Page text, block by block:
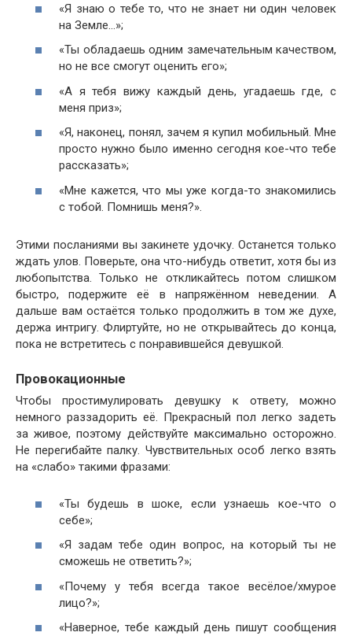
«Я знаю о тебе то, что не знает ни один человек
на Земле…»;
«Ты обладаешь одним замечательным качеством,
но не все смогут оценить его»;
«А я тебя вижу каждый день, угадаешь где, с
меня приз»;
«Я, наконец, понял, зачем я купил мобильный. Мне
просто нужно было именно сегодня кое-что тебе
рассказать»;
«Мне кажется, что мы уже когда-то знакомились
с тобой. Помнишь меня?».
Этими посланиями вы закинете удочку. Останется только
ждать улов. Поверьте, она что-нибудь ответит, хотя бы из
любопытства. Только не откликайтесь потом слишком
быстро, подержите её в напряжённом неведении. А
дальше вам остаётся только продолжить в том же духе,
держа интригу. Флиртуйте, но не открывайтесь до конца,
пока не встретитесь с понравившейся девушкой.
Провокационные
Чтобы простимулировать девушку к ответу, можно
немного раззадорить её. Прекрасный пол легко задеть
за живое, поэтому действуйте максимально осторожно.
Не перегибайте палку. Чувствительных особ легко взять
на «слабо» такими фразами:
«Ты будешь в шоке, если узнаешь кое-что о
себе»;
«Я задам тебе один вопрос, на который ты не
сможешь не ответить?»;
«Почему у тебя всегда такое весёлое/хмурое
лицо?»;
«Наверное, тебе каждый день пишут сообщения